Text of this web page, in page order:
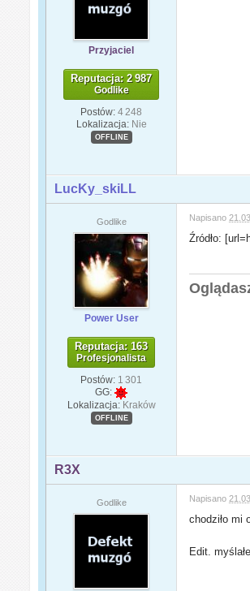
Przyjaciel
Reputacja: 2 987
Godlike
Postów: 4 248
Lokalizacja: Nie
OFFLINE
LucKy_skiLL
Godlike
Power User
Reputacja: 163
Profesjonalista
Postów: 1 301
GG:
Lokalizacja: Kraków
OFFLINE
Napisano
Źródło:
R3X
Godlike Napisano
chodziło mi
Edit.